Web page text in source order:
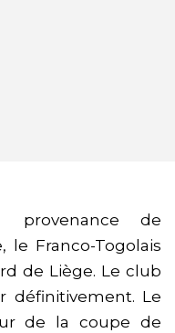
de
le Franco-Togolais
de Liège. Le club
définitivement. Le
de la coupe de